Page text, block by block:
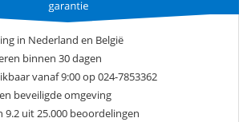
in Nederland en België
binnen 30 dagen
vanaf 9:00 op 024-7853362
beveiligde omgeving
9.2 uit 25.000 beoordelingen